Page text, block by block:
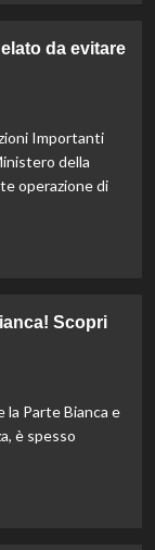
da evitare
Importanti
della
operazione di
Scopri
la Parte Bianca e
è spesso